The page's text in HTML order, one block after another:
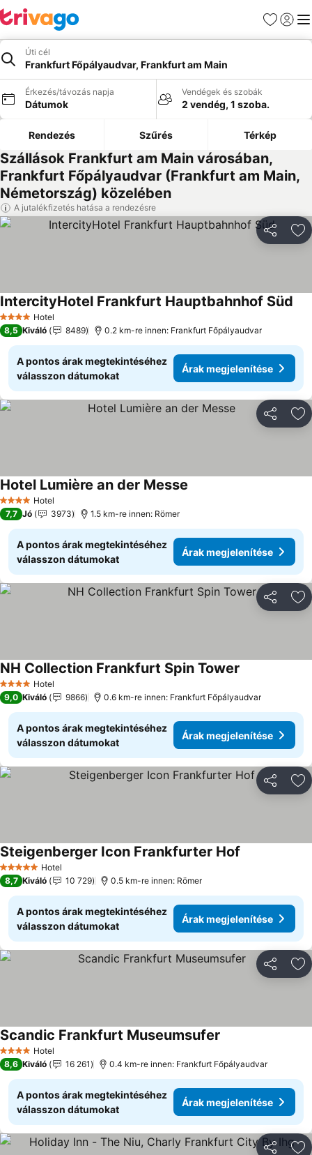
Kedvencek
Úti cél
Frankfurt Főpályaudvar, Frankfurt am Main
Érkezés/távozás napja
Dátumok
Vendégek és szobák
2 vendég, 1 szoba.
Rendezés Szűrés Térkép
Szállások Frankfurt am Main városában,
Frankfurt Főpályaudvar (Frankfurt am Main,
Németország) közelében
A jutalékfizetés hatása a rendezésre
4 KategóriaHotel
IntercityHotel Frankfurt Hauptbahnhof Süd
8,5 Kiváló 8489 0.2 km-re innen: Frankfurt Főpályaudvar
A pontos árak megtekintéséhez
válasszon dátumokat
Árak megjelenítése
4 KategóriaHotel
Hotel Lumière an der Messe
7,7 Jó 3973 1.5 km-re innen: Römer
A pontos árak megtekintéséhez
válasszon dátumokat
Árak megjelenítése
4 KategóriaHotel
NH Collection Frankfurt Spin Tower
9,0 Kiváló 9866 0.6 km-re innen: Frankfurt Főpályaudvar
A pontos árak megtekintéséhez
válasszon dátumokat
Árak megjelenítése
5 KategóriaHotel
Steigenberger Icon Frankfurter Hof
8,7 Kiváló 10 729 0.5 km-re innen: Römer
A pontos árak megtekintéséhez
válasszon dátumokat
Árak megjelenítése
4 KategóriaHotel
Scandic Frankfurt Museumsufer
8,6 Kiváló 16 261 0.4 km-re innen: Frankfurt Főpályaudvar
A pontos árak megtekintéséhez
válasszon dátumokat
Árak megjelenítése